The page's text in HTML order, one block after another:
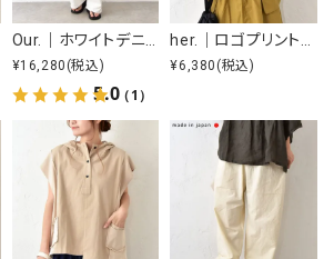
¥16,280 (税込)
5.0（1）
¥6,380 (税込)